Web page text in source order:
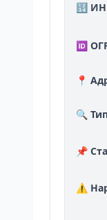
🔢
🆔
📍
🔍
📌
⚠️